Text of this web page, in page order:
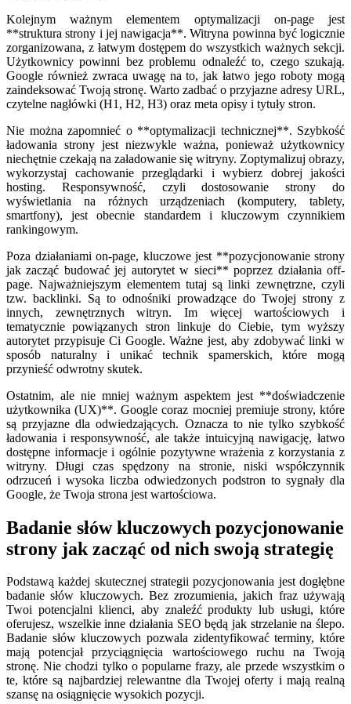
Kolejnym ważnym elementem optymalizacji on-page jest
**struktura strony i jej nawigacja**. Witryna powinna być logicznie
zorganizowana, z łatwym dostępem do wszystkich ważnych sekcji.
Użytkownicy powinni bez problemu odnaleźć to, czego szukają.
Google również zwraca uwagę na to, jak łatwo jego roboty mogą
zaindeksować Twoją stronę. Warto zadbać o przyjazne adresy URL,
czytelne nagłówki (H1, H2, H3) oraz meta opisy i tytuły stron.
Nie można zapomnieć o **optymalizacji technicznej**. Szybkość
ładowania strony jest niezwykle ważna, ponieważ użytkownicy
niechętnie czekają na załadowanie się witryny. Zoptymalizuj obrazy,
wykorzystaj cachowanie przeglądarki i wybierz dobrej jakości
hosting. Responsywność, czyli dostosowanie strony do
wyświetlania na różnych urządzeniach (komputery, tablety,
smartfony), jest obecnie standardem i kluczowym czynnikiem
rankingowym.
Poza działaniami on-page, kluczowe jest **pozycjonowanie strony
jak zacząć budować jej autorytet w sieci** poprzez działania off-
page. Najważniejszym elementem tutaj są linki zewnętrzne, czyli
tzw. backlinki. Są to odnośniki prowadzące do Twojej strony z
innych, zewnętrznych witryn. Im więcej wartościowych i
tematycznie powiązanych stron linkuje do Ciebie, tym wyższy
autorytet przypisuje Ci Google. Ważne jest, aby zdobywać linki w
sposób naturalny i unikać technik spamerskich, które mogą
przynieść odwrotny skutek.
Ostatnim, ale nie mniej ważnym aspektem jest **doświadczenie
użytkownika (UX)**. Google coraz mocniej premiuje strony, które
są przyjazne dla odwiedzających. Oznacza to nie tylko szybkość
ładowania i responsywność, ale także intuicyjną nawigację, łatwo
dostępne informacje i ogólnie pozytywne wrażenia z korzystania z
witryny. Długi czas spędzony na stronie, niski współczynnik
odrzuceń i wysoka liczba odwiedzonych podstron to sygnały dla
Google, że Twoja strona jest wartościowa.
Badanie słów kluczowych pozycjonowanie
strony jak zacząć od nich swoją strategię
Podstawą każdej skutecznej strategii pozycjonowania jest dogłębne
badanie słów kluczowych. Bez zrozumienia, jakich fraz używają
Twoi potencjalni klienci, aby znaleźć produkty lub usługi, które
oferujesz, wszelkie inne działania SEO będą jak strzelanie na ślepo.
Badanie słów kluczowych pozwala zidentyfikować terminy, które
mają potencjał przyciągnięcia wartościowego ruchu na Twoją
stronę. Nie chodzi tylko o popularne frazy, ale przede wszystkim o
te, które są najbardziej relewantne dla Twojej oferty i mają realną
szansę na osiągnięcie wysokich pozycji.